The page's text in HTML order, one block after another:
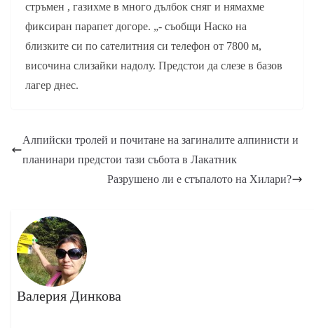
стръмен , газихме в много дълбок сняг и нямахме
фиксиран парапет догоре. „- съобщи Наско на
близките си по сателитния си телефон от 7800 м,
височина слизайки надолу. Предстои да слезе в базов
лагер днес.
Алпийски тролей и почитане на загиналите алпинисти и
планинари предстои тази събота в Лакатник
Разрушено ли е стъпалото на Хилари?
Валерия Динкова